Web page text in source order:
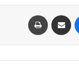
ماسنجر مشاركة عبر البريد